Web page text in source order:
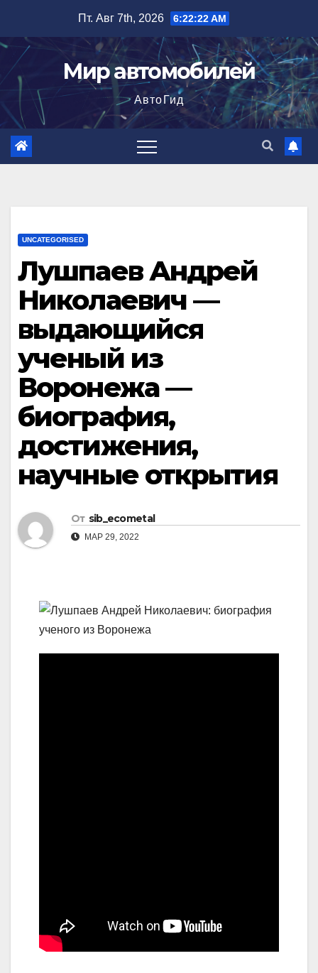
содержимому
Пт. Авг 7th, 2026 6:22:23 AM
Мир автомобилей
АвтоГид
UNCATEGORISED
Лушпаев Андрей
Николаевич —
выдающийся
ученый из
Воронежа —
биография,
достижения,
научные открытия
От sib_ecometal
МАР 29, 2022